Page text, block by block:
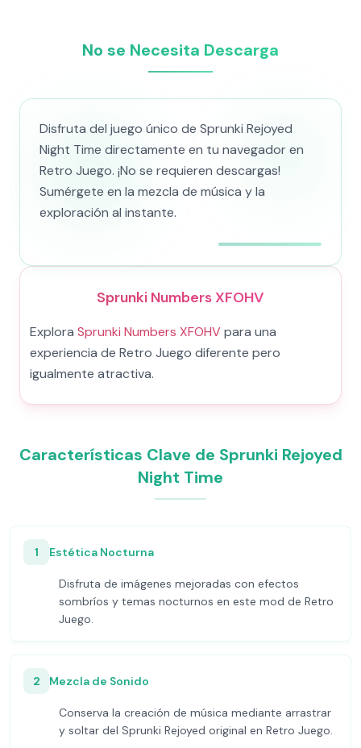
No se Necesita Descarga
Disfruta del juego único de Sprunki Rejoyed
Night Time directamente en tu navegador en
Retro Juego. ¡No se requieren descargas!
Sumérgete en la mezcla de música y la
exploración al instante.
Sprunki Numbers XFOHV
Explora Sprunki Numbers XFOHVpara una
experiencia de Retro Juego diferente pero
igualmente atractiva.
Características Clave de Sprunki Rejoyed
Night Time
1 Estética Nocturna
Disfruta de imágenes mejoradas con efectos
sombríos y temas nocturnos en este mod de Retro
Juego.
2 Mezcla de Sonido
Conserva la creación de música mediante arrastrar
y soltar del Sprunki Rejoyed original en Retro Juego.